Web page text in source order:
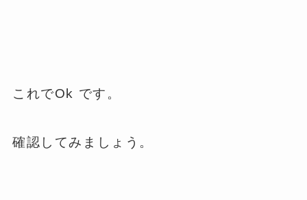
これでOk です。
確認してみましょう。